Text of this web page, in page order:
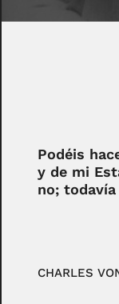
Podéis
y de mi
no;
CHARLES